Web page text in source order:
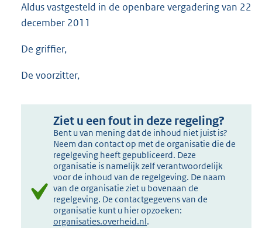
Aldus vastgesteld in de openbare vergadering van 22
december 2011
De griffier,
De voorzitter,
Ziet u een fout in deze regeling?
Bent u van mening dat de inhoud niet juist is?
Neem dan contact op met de organisatie die de
regelgeving heeft gepubliceerd. Deze
organisatie is namelijk zelf verantwoordelijk
voor de inhoud van de regelgeving. De naam
van de organisatie ziet u bovenaan de
regelgeving. De contactgegevens van de
organisatie kunt u hier opzoeken:
organisaties.overheid.nl.